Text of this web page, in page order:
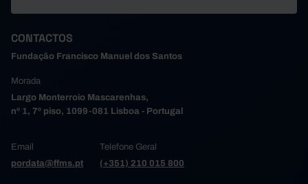
CONTACTOS
Fundação Francisco Manuel dos Santos
Morada
Largo Monterroio Mascarenhas,
nº 1, 7º piso, 1099-081 Lisboa - Portugal
Email
pordata@ffms.pt
Telefone Geral
(+351) 210 015 800